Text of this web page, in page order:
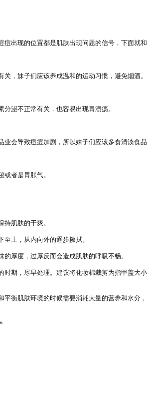
出现的位置都是肌肤出现问题的信号，下面就
，妹子们应该养成温和的运动习惯，避免烟酒。
泌不正常有关，也容易出现胃溃疡。
会导致痘痘加剧，所以妹子们应该多食清淡食品
者是胃胀气。
肌肤的干爽。
上，从内向外的逐步擦拭。
厚度，过厚反而会造成肌肤的呼吸不畅。
期，尽早处理。建议将化妆棉裁剪为指甲盖大
衡肌肤环境的时候需要消耗大量的营养和水分